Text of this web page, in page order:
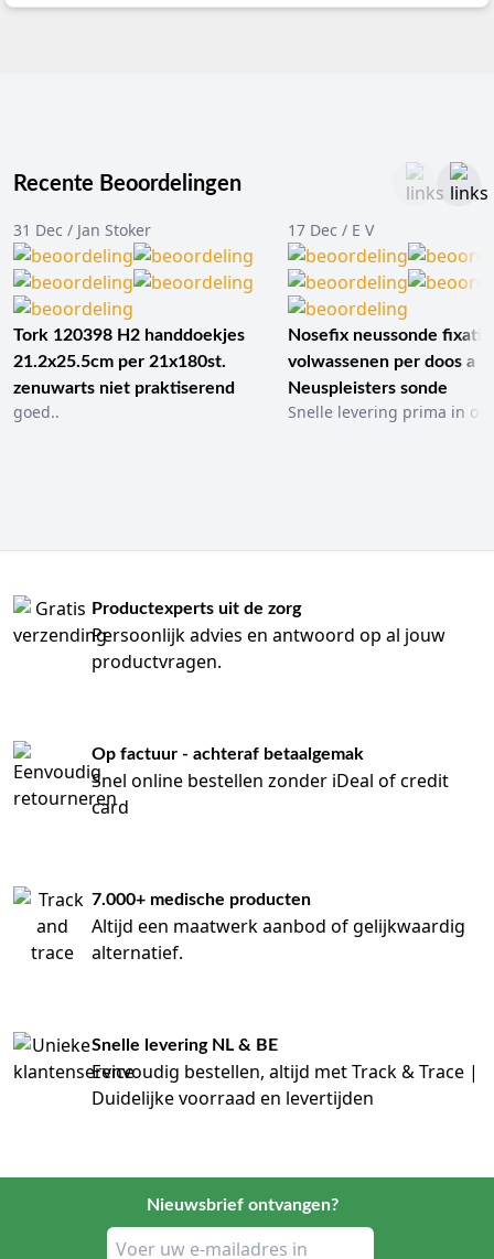
Recente Beoordelingen
31 Dec / Jan Stoker
Tork 120398 H2 handdoekjes
21.2x25.5cm per 21x180st.
zenuwarts niet praktiserend
goed..
17 Dec / E V
Nosefix neussonde
volwassenen per doos a
Neuspleisters sonde
Snelle levering prima in
Productexperts uit de zorg
Persoonlijk advies en antwoord op al jouw
productvragen.
Op factuur - achteraf betaalgemak
Snel online bestellen zonder iDeal of credit
card
7.000+ medische producten
Altijd een maatwerk aanbod of gelijkwaardig
alternatief.
Snelle levering NL & BE
Eenvoudig bestellen, altijd met Track & Trace |
Duidelijke voorraad en levertijden
Nieuwsbrief ontvangen?